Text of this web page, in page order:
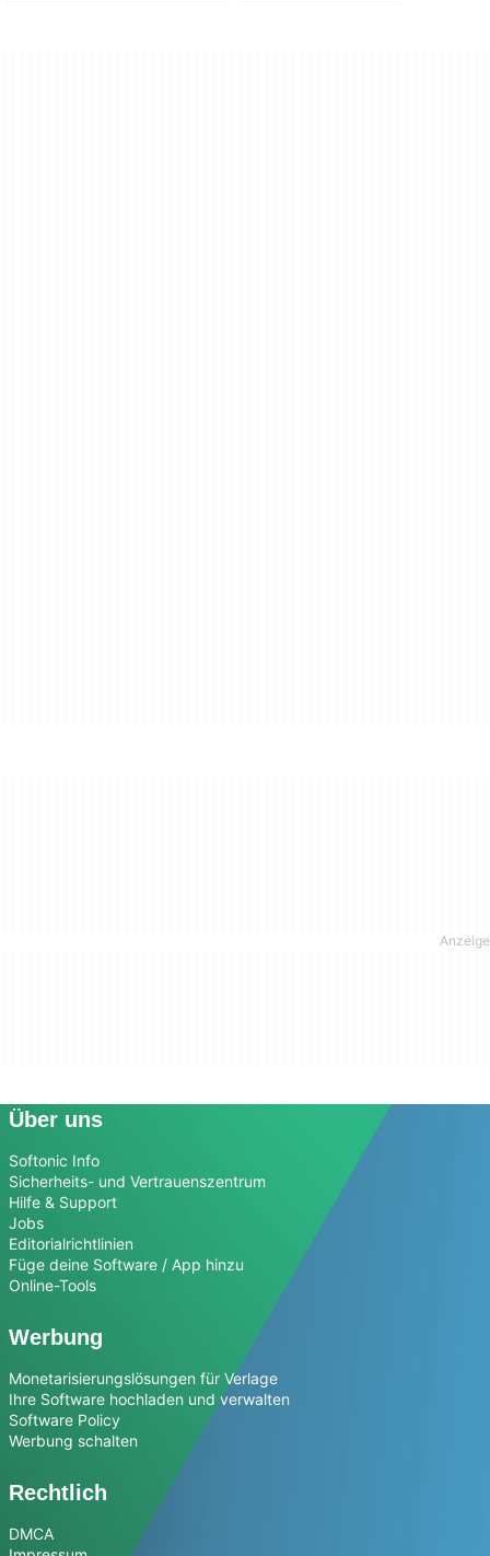
Über uns
Softonic Info
Sicherheits- und Vertrauenszentrum
Hilfe & Support
Jobs
Editorialrichtlinien
Füge deine Software / App hinzu
Online-Tools
Werbung
Monetarisierungslösungen für Verlage
Ihre Software hochladen und verwalten
Software Policy
Werbung schalten
Rechtlich
DMCA